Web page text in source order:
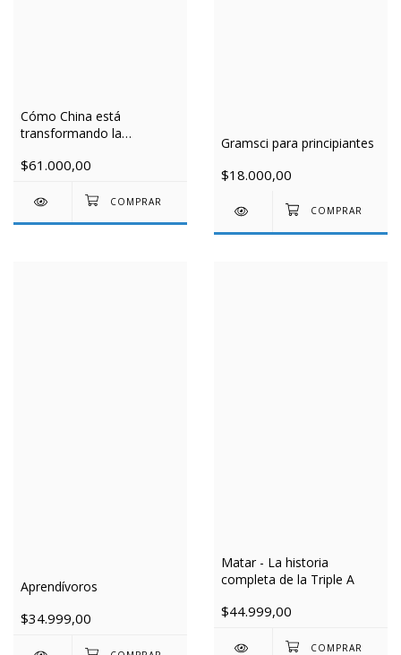
Cómo China está
transformando la
$61.000,00
Gramsci para principiantes
$18.000,00
Aprendívoros
$34.999,00
Matar - La historia
completa de la Triple A
$44.999,00